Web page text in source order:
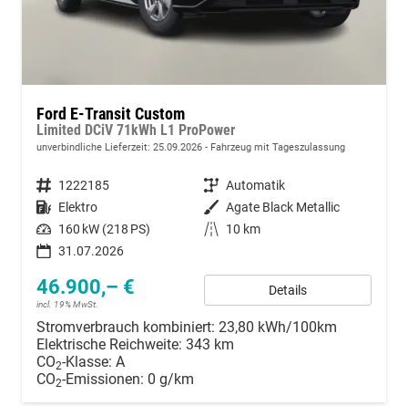
Ford E-Transit Custom
Limited DCiV 71kWh L1 ProPower
unverbindliche Lieferzeit: 25.09.2026 Fahrzeug mit Tageszulassung
Fahrzeugnummer 1222185 Getriebe Automatik
Kraftstoff Elektro Außenfarbe Agate Black Metallic
Leistung 160 kW (218 PS) Kilometerstand
10 km
31.07.2026
46.900,– €
incl. 19% MwSt.
Details
Stromverbrauch kombiniert: 23,80 kWh/100km
Elektrische Reichweite: 343 km
CO2-Klasse: A
CO2-Emissionen: 0 g/km